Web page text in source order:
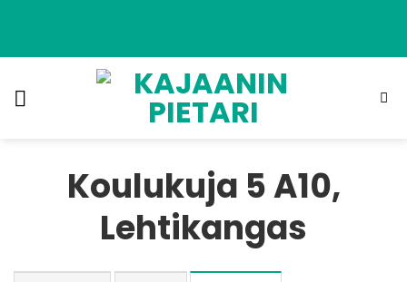
content
Koulukuja 5 A10,
Lehtikangas